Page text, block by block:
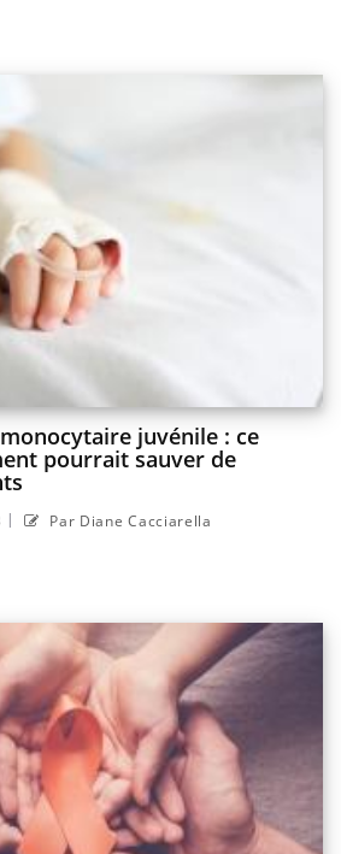
juvénile : ce
pourrait sauver de
| Par Diane Cacciarella